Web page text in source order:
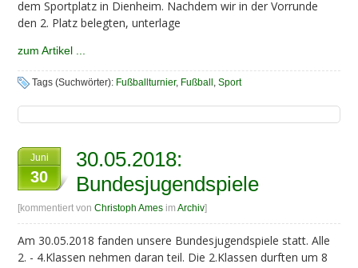
dem Sportplatz in Dienheim. Nachdem wir in der Vorrunde
den 2. Platz belegten, unterlage
zum Artikel ...
Tags (Suchwörter): Fußballturnier, Fußball ,Sport
Juni
30
30.05.2018:
Bundesjugendspiele
[kommentiert vonChristoph Ames imArchiv]
Am 30.05.2018 fanden unsere Bundesjugendspiele statt. Alle
2. - 4.Klassen nehmen daran teil. Die 2.Klassen durften um 8